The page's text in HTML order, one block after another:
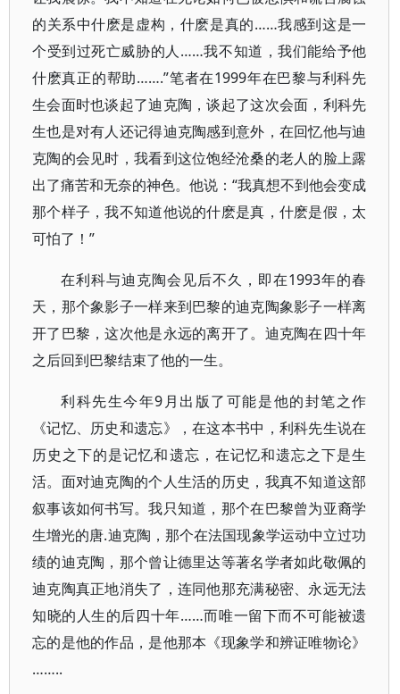
的关系中什麽是虚构，什麽是真的……我感到这是一
个受到过死亡威胁的人……我不知道，我们能给予他
什麽真正的帮助…….”笔者在1999年在巴黎与利科先
生会面时也谈起了迪克陶，谈起了这次会面，利科先
生也是对有人还记得迪克陶感到意外，在回忆他与迪
克陶的会见时，我看到这位饱经沧桑的老人的脸上露
出了痛苦和无奈的神色。他说：“我真想不到他会变成
那个样子，我不知道他说的什麽是真，什麽是假，太
可怕了！”
在利科与迪克陶会见后不久，即在1993年的春
天，那个象影子一样来到巴黎的迪克陶象影子一样离
开了巴黎，这次他是永远的离开了。迪克陶在四十年
之后回到巴黎结束了他的一生。
利科先生今年9月出版了可能是他的封笔之作
《记忆、历史和遗忘》，在这本书中，利科先生说在
历史之下的是记忆和遗忘，在记忆和遗忘之下是生
活。面对迪克陶的个人生活的历史，我真不知道这部
叙事该如何书写。我只知道，那个在巴黎曾为亚裔学
生增光的唐.迪克陶，那个在法国现象学运动中立过功
绩的迪克陶，那个曾让德里达等著名学者如此敬佩的
迪克陶真正地消失了，连同他那充满秘密、永远无法
知晓的人生的后四十年……而唯一留下而不可能被遗
忘的是他的作品，是他那本《现象学和辨证唯物论》
……..